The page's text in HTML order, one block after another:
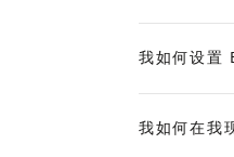
Expand
我如何设置
Expand
我如何在我